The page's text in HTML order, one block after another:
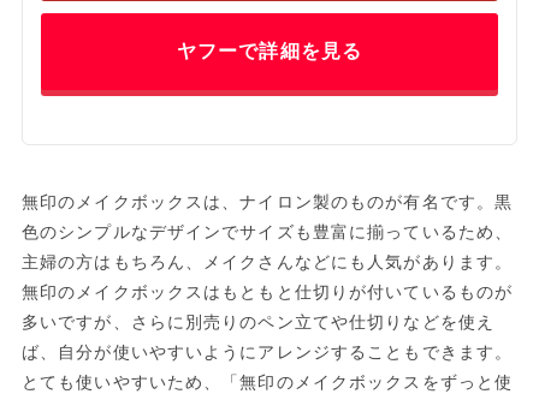
ヤフーで詳細を見る
無印のメイクボックスは、ナイロン製のものが有名です。黒
色のシンプルなデザインでサイズも豊富に揃っているため、
主婦の方はもちろん、メイクさんなどにも人気があります。
無印のメイクボックスはもともと仕切りが付いているものが
多いですが、さらに別売りのペン立てや仕切りなどを使え
ば、自分が使いやすいようにアレンジすることもできます。
とても使いやすいため、「無印のメイクボックスをずっと使